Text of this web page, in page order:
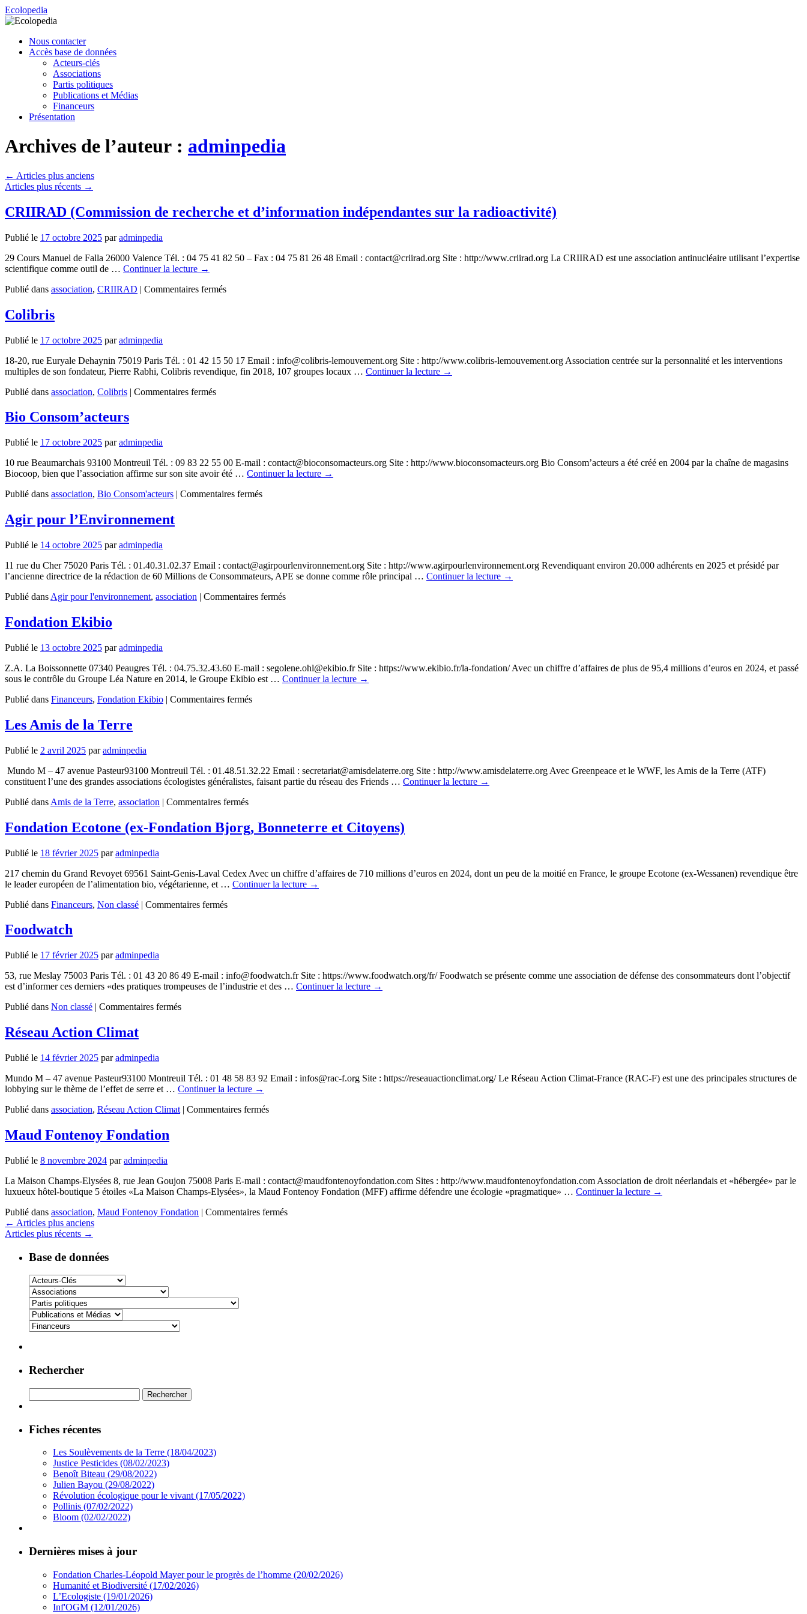
Aller
au
Ecolopedia
Nous contacter
Accès base de données
Acteurs-clés
Associations
Partis politiques
Publications et Médias
Financeurs
Présentation
Archives de l’auteur : adminpedia
← Articles plus anciens
Articles plus récents →
CRIIRAD (Commission de recherche et d’information indépendantes sur la radioactivité)
Publié le 17 octobre 2025 par adminpedia
29 Cours Manuel de Falla 26000 Valence Tél. : 04 75 41 82 50 – Fax : 04 75 81 26 48 Email : contact@criirad.org Site : http://www.criirad.org La CRIIRAD est une association antinucléaire utilisant l’expertise
scientifique comme outil de … Continuer la lecture →
Publié dans association, CRIIRAD | Commentaires ferméssur
indépendantes
sur
Colibris
Publié le 17 octobre 2025 par adminpedia
18-20, rue Euryale Dehaynin 75019 Paris Tél. : 01 42 15 50 17 Email : info@colibris-lemouvement.org Site : http://www.colibris-lemouvement.org Association centrée sur la personnalité et les interventions
multiples de son fondateur, Pierre Rabhi, Colibris revendique, fin 2018, 107 groupes locaux … Continuer la lecture →
Publié dans association, Colibris | Commentaires ferméssur
Bio Consom’acteurs
Publié le 17 octobre 2025 par adminpedia
10 rue Beaumarchais 93100 Montreuil Tél. : 09 83 22 55 00 E-mail : contact@bioconsomacteurs.org Site : http://www.bioconsomacteurs.org Bio Consom’acteurs a été créé en 2004 par la chaîne de magasins
Biocoop, bien que l’association affirme sur son site avoir été … Continuer la lecture →
Publié dans association, Bio Consom'acteurs | Commentaires ferméssur
Agir pour l’Environnement
Publié le 14 octobre 2025 par adminpedia
11 rue du Cher 75020 Paris Tél. : 01.40.31.02.37 Email : contact@agirpourlenvironnement.org Site : http://www.agirpourlenvironnement.org Revendiquant environ 20.000 adhérents en 2025 et présidé par
l’ancienne directrice de la rédaction de 60 Millions de Consommateurs, APE se donne comme rôle principal … Continuer la lecture →
Publié dans Agir pour l'environnement, association | Commentaires ferméssur
Fondation Ekibio
Publié le 13 octobre 2025 par adminpedia
Z.A. La Boissonnette 07340 Peaugres Tél. : 04.75.32.43.60 E-mail : segolene.ohl@ekibio.fr Site : https://www.ekibio.fr/la-fondation/ Avec un chiffre d’affaires de plus de 95,4 millions d’euros en 2024, et passé
sous le contrôle du Groupe Léa Nature en 2014, le Groupe Ekibio est … Continuer la lecture →
Publié dans Financeurs, Fondation Ekibio | Commentaires ferméssur
Les Amis de la Terre
Publié le 2 avril 2025 par adminpedia
Mundo M – 47 avenue Pasteur93100 Montreuil Tél. : 01.48.51.32.22 Email : secretariat@amisdelaterre.org Site : http://www.amisdelaterre.org Avec Greenpeace et le WWF, les Amis de la Terre (ATF)
constituent l’une des grandes associations écologistes généralistes, faisant partie du réseau des Friends … Continuer la lecture →
Publié dans Amis de la Terre, association | Commentaires ferméssur
Amis
de
Fondation Ecotone (ex-Fondation Bjorg, Bonneterre et Citoyens)
Publié le 18 février 2025 par adminpedia
217 chemin du Grand Revoyet 69561 Saint-Genis-Laval Cedex Avec un chiffre d’affaires de 710 millions d’euros en 2024, dont un peu de la moitié en France, le groupe Ecotone (ex-Wessanen) revendique être
le leader européen de l’alimentation bio, végétarienne, et … Continuer la lecture →
Publié dans Financeurs, Non classé | Commentaires ferméssur
et
Citoyens)
Foodwatch
Publié le 17 février 2025 par adminpedia
53, rue Meslay 75003 Paris Tél. : 01 43 20 86 49 E-mail : info@foodwatch.fr Site : https://www.foodwatch.org/fr/ Foodwatch se présente comme une association de défense des consommateurs dont l’objectif
est d’informer ces derniers «des pratiques trompeuses de l’industrie et des … Continuer la lecture →
Publié dans Non classé | Commentaires ferméssur
Réseau Action Climat
Publié le 14 février 2025 par adminpedia
Mundo M – 47 avenue Pasteur93100 Montreuil Tél. : 01 48 58 83 92 Email : infos@rac-f.org Site : https://reseauactionclimat.org/ Le Réseau Action Climat-France (RAC-F) est une des principales structures de
lobbying sur le thème de l’effet de serre et … Continuer la lecture →
Publié dans association, Réseau Action Climat | Commentaires ferméssur
Maud Fontenoy Fondation
Publié le 8 novembre 2024 par adminpedia
La Maison Champs-Elysées 8, rue Jean Goujon 75008 Paris E-mail : contact@maudfontenoyfondation.com Sites : http://www.maudfontenoyfondation.com Association de droit néerlandais et «hébergée» par le
luxueux hôtel-boutique 5 étoiles «La Maison Champs-Elysées», la Maud Fontenoy Fondation (MFF) affirme défendre une écologie «pragmatique» … Continuer la lecture →
Publié dans association, Maud Fontenoy Fondation | Commentaires ferméssur
← Articles plus anciens
Articles plus récents →
Base de données
Rechercher
Fiches récentes
Les Soulèvements de la Terre (18/04/2023)
Justice Pesticides (08/02/2023)
Benoît Biteau (29/08/2022)
Julien Bayou (29/08/2022)
Révolution écologique pour le vivant (17/05/2022)
Pollinis (07/02/2022)
Bloom (02/02/2022)
Dernières mises à jour
Fondation Charles-Léopold Mayer pour le progrès de l’homme (20/02/2026)
Humanité et Biodiversité (17/02/2026)
L’Ecologiste (19/01/2026)
Inf'OGM (12/01/2026)